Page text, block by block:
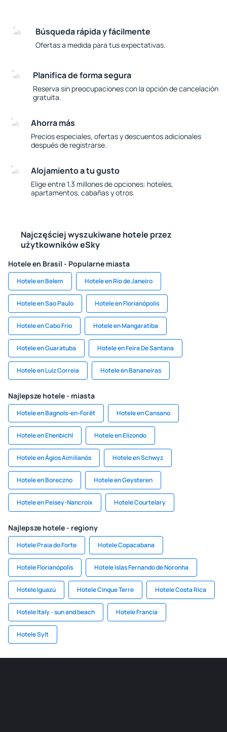
Búsqueda rápida y fácilmente
Ofertas a medida para tus expectativas.
Planifica de forma segura
Reserva sin preocupaciones con la opción de cancelación
gratuita.
Ahorra más
Precios especiales, ofertas y descuentos adicionales
después de registrarse.
Alojamiento a tu gusto
Elige entre 1.3 millones de opciones: hoteles,
apartamentos, cabañas y otros.
Najczęściej wyszukiwane hotele przez
użytkowników eSky
Hotele en Brasil - Popularne miasta
Hotele en Belem Hotele en Río de Janeiro
Hotele en Sao Paulo Hotele en Florianópolis
Hotele en Cabo Frio Hotele en Mangaratiba
Hotele en Guaratuba Hotele en Feira De Santana
Hotele en Luiz Correia Hotele en Bananeiras
Najlepsze hotele - miasta
Hotele en Bagnols-en-Forêt Hotele en Cansano
Hotele en Ehenbichl Hotele en Elizondo
Hotele en Ágios Aimilianós Hotele en Schwyz
Hotele en Boreczno Hotele en Geysteren
Hotele en Peisey-Nancroix Hotele Courtelary
Najlepsze hotele - regiony
Hotele Praia do Forte Hotele Copacabana
Hotele Florianópolis Hotele Islas Fernando de Noronha
Hotele Iguazú Hotele Cinque Terre Hotele Costa Rica
Hotele Italy - sun and beach Hotele Francia
Hotele Sylt